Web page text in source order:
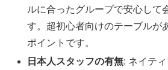
ルに合ったグループで安心して
す。超初心者向けのテーブルが
ポイントです。
日本人スタッフの有無: ネイテ